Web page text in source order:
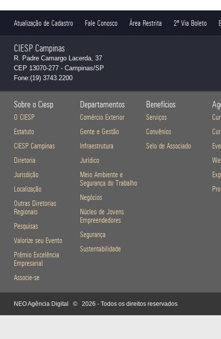
Atualização de Cadastro Fale Conosco Área Restrita 2ª Via Boleto
CIESP Campinas
R. Padre Camargo Lacerda, 37
CEP 13070-277 - Campinas/SP
Fone:(19) 3743.2200
Sobre o Ciesp
O CIESP
Estatuto
CIESP Campinas
Diretoria
Jurisdição
Localização
Outras Diretorias
Regionais
Pesquisas
Valorize seu Evento
Prêmio Excelência
Empresarial
Associe-se
Departamentos
Comércio Exterior
Gente e Gestão
Infraestrutura
Jurídico
Meio Ambiente e
Segurança do Trabalho
Negócios
Núcleo de Jovens
Empreendedores
Segurança
Sustentabilidade
Benefícios
Serviços
Convênios
Selo de Associado
NEO Agência Digital © 2026 - Todos os direitos reservados